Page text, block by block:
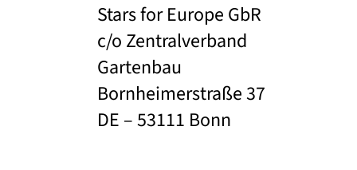
Stars for Europe GbR
c/o Zentralverband
Gartenbau
Bornheimerstraße 37
DE – 53111 Bonn